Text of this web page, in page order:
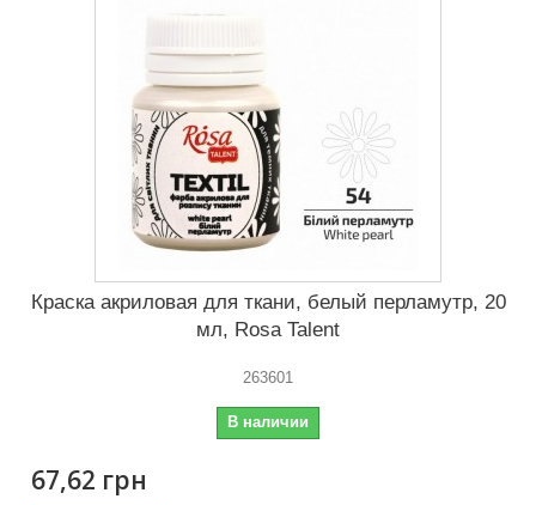
Краска акриловая для ткани, белый перламутр, 20
мл, Rosa Talent
263601
В наличии
67,62 грн